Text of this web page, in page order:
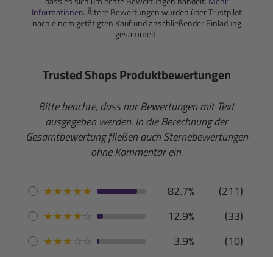
Informationen. Ältere Bewertungen wurden über Trustpilot
nach einem getätigten Kauf und anschließender Einladung
gesammelt.
Trusted Shops Produktbewertungen
Bitte beachte, dass nur Bewertungen mit Text
ausgegeben werden. In die Berechnung der
Gesamtbewertung fließen auch Sternebewertungen
ohne Kommentar ein.
★★★★★ 82.7%
(211)
★★★★☆ 12.9%
(33)
★★★☆☆ 3.9%
(10)